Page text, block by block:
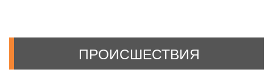
ПРОИСШЕСТВИЯ